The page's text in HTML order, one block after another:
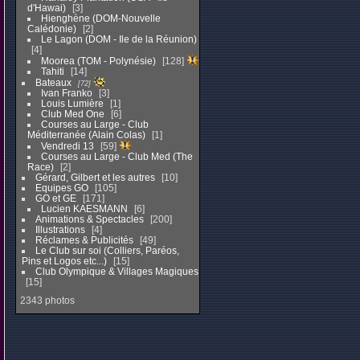
d'Hawai)
3
Hienghène (DOM-Nouvelle
Calédonie)
2
Le Lagon (DOM - Ile de la Réunion)
4
Moorea (TOM - Polynésie)
128
Tahiti
14
Bateaux
72
Ivan Franko
3
Louis Lumière
1
Club Med One
6
Courses au Large - Club
Méditerranée (Alain Colas)
1
Vendredi 13
59
Courses au Large - Club Med (The
Race)
2
Gérard, Gilbert et les autres
10
Equipes GO
105
GO et GE
171
Lucien KAESMANN
6
Animations & Spectacles
200
Illustrations
4
Réclames & Publicités
49
Le Club sur soi (Colliers, Paréos,
Pins et Logos etc...)
15
Club Olympique & Villages Magiques
15
2343 photos